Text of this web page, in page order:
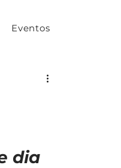
Eventos
dia